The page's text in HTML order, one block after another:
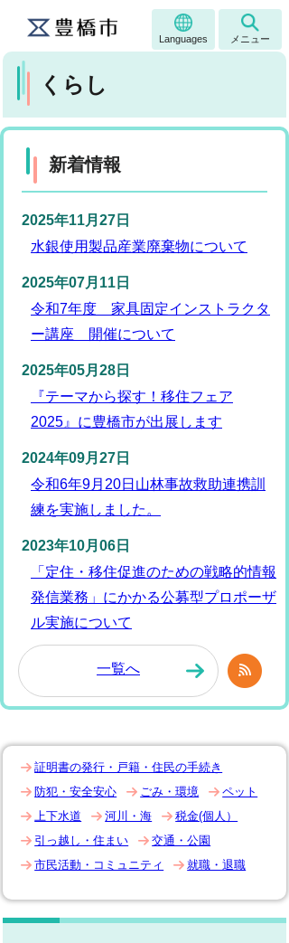
Languages メニュー
くらし
新着情報
2025年11月27日
水銀使用製品産業廃棄物について
2025年07月11日
令和7年度 家具固定インストラクタ
ー講座 開催について
2025年05月28日
『テーマから探す！移住フェア
2025』に豊橋市が出展します
2024年09月27日
令和6年9月20日山林事故救助連携訓
練を実施しました。
2023年10月06日
「定住・移住促進のための戦略的情報
発信業務」にかかる公募型プロポーザ
ル実施について
一覧へ
証明書の発行・戸籍・住民の手続き
防犯・安全安心
ごみ・環境
ペット
上下水道
河川・海
税金(個人）
引っ越し・住まい
交通・公園
市民活動・コミュニティ
就職・退職